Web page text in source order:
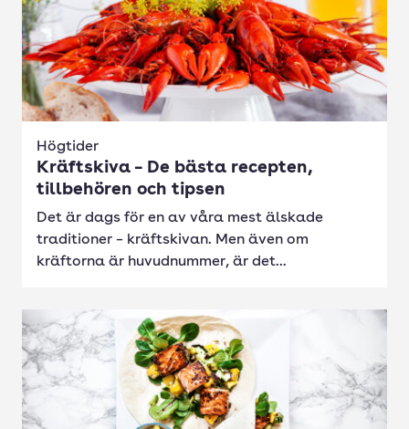
Högtider
Kräftskiva – De bästa recepten,
tillbehören och tipsen
Det är dags för en av våra mest älskade
traditioner – kräftskivan. Men även om
kräftorna är huvudnummer, är det...